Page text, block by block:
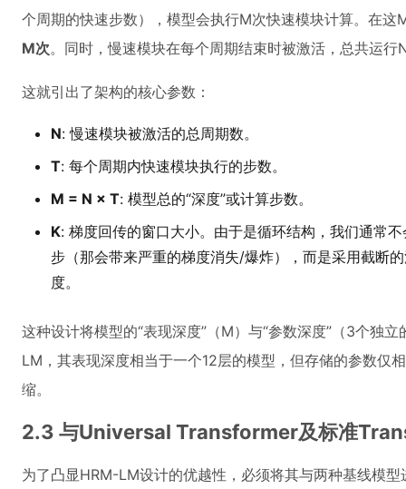
个周期的快速步数），模型会执行M次快速模块计算。在这
M次。同时，慢速模块在每个周期结束时被激活，总共运
这就引出了架构的核心参数：
N: 慢速模块被激活的总周期数。
T: 每个周期内快速模块执行的步数。
M = N × T: 模型总的“深度”或计算步数。
K: 梯度回传的窗口大小。由于是循环结构，我们通常
步（那会带来严重的梯度消失/爆炸），而是采用截断
度。
这种设计将模型的“表现深度”（M）与“参数深度”（3个独
LM，其表现深度相当于一个12层的模型，但存储的参数仅
缩。
2.3 与Universal Transformer及标准
为了凸显HRM-LM设计的优越性，必须将其与两种基线模型